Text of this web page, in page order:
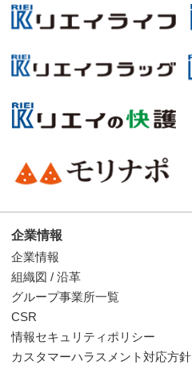
企業情報
企業情報
組織図 / 沿革
グループ事業所一覧
CSR
情報セキュリティポリシー
カスタマーハラスメント対応方針